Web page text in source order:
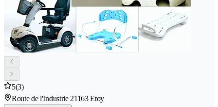
5(3)
Route de l'Industrie 21163 Etoy